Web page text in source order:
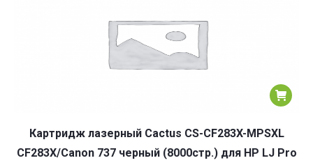
Картридж лазерный Cactus CS-CF283X-MPSXL
CF283X/Canon 737 черный (8000стр.) для HP LJ Pro